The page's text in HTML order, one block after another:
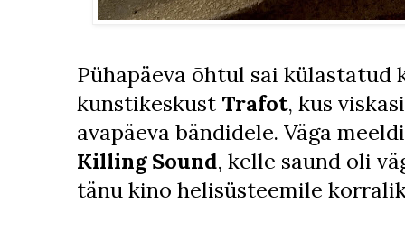
Pühapäeva õhtul sai külastatud
kunstikeskust Trafot, kus
avapäeva bändidele. Väga
Killing Sound, kelle saund oli
tänu kino helisüsteemile